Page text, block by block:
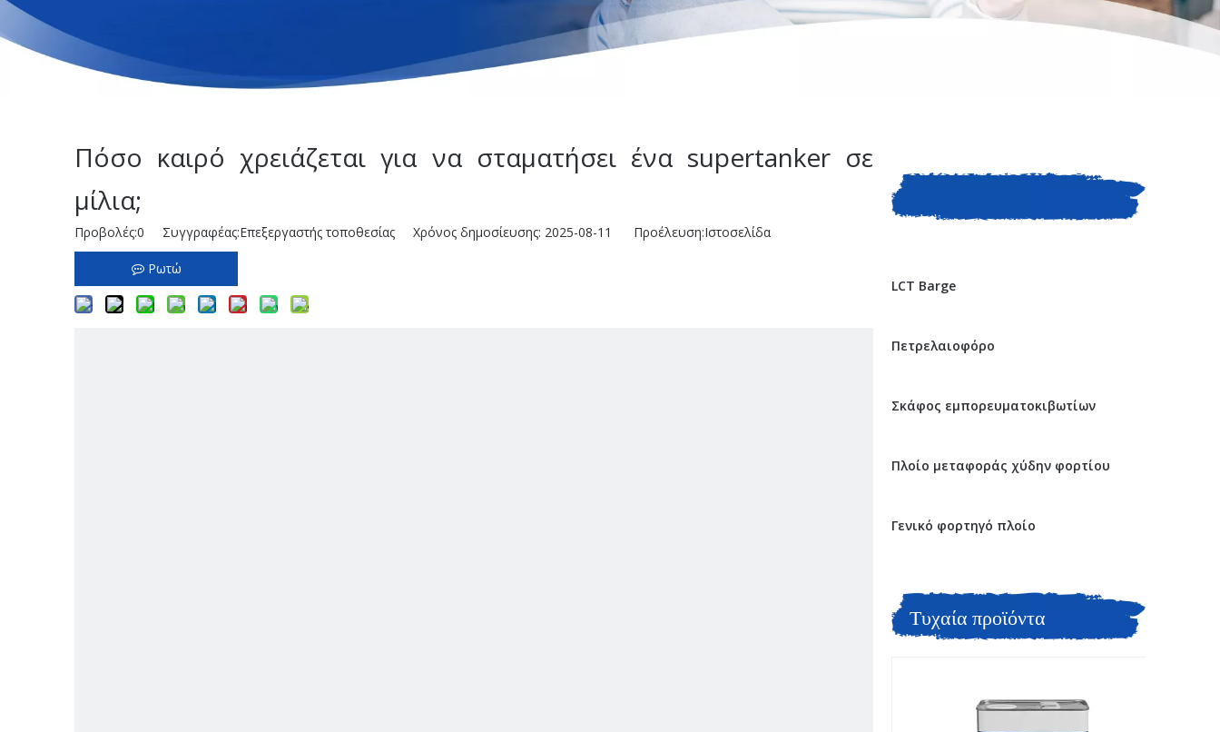
Πόσο καιρό χρειάζεται για να σταματήσει ένα supertanker σε
μίλια;
Προβολές:0 Συγγραφέας:Επεξεργαστής τοποθεσίας Χρόνος δημοσίευσης: 2025-08-11 Προέλευση:Ιστοσελίδα
Ρωτώ
ΚΑΤΗΓΟΡΙΑ ΠΡΟΙΟΝΤΟΣ
LCT Barge
Πετρελαιοφόρο
Σκάφος εμπορευματοκιβωτίων
Πλοίο μεταφοράς χύδην φορτίου
Γενικό φορτηγό πλοίο
Τυχαία προϊόντα